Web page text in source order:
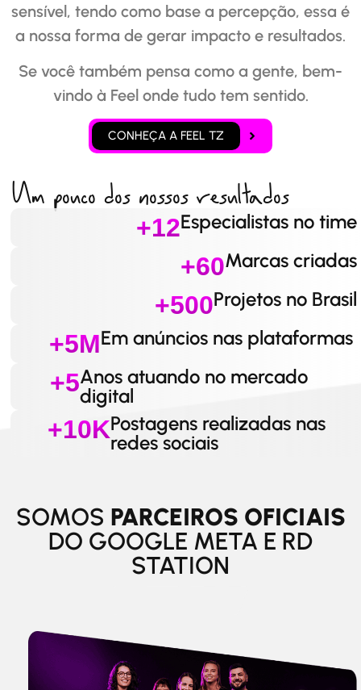
sensível, tendo como base a percepção, essa é
a nossa forma de gerar impacto e resultados.
Se você também pensa como a gente, bem-
vindo à Feel onde tudo tem sentido.
CONHEÇA A FEEL TZ
Um pouco dos nossos resultados
Especialistas no time
+12
Marcas criadas
+60
Projetos no Brasil
+500
Em anúncios nas plataformas
+5M
Anos atuando no mercado
digital
+5
Postagens realizadas nas
redes sociais
+10K
SOMOS PARCEIROS OFICIAIS
DO GOOGLE META E RD
STATION